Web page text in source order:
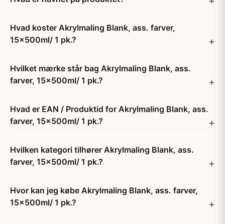
Hvad koster Akrylmaling Blank, ass. farver,
15x500ml/ 1 pk.?
Hvilket mærke står bag Akrylmaling Blank, ass.
farver, 15x500ml/ 1 pk.?
Hvad er EAN / Produktid for Akrylmaling Blank, ass.
farver, 15x500ml/ 1 pk.?
Hvilken kategori tilhører Akrylmaling Blank, ass.
farver, 15x500ml/ 1 pk.?
Hvor kan jeg købe Akrylmaling Blank, ass. farver,
15x500ml/ 1 pk.?